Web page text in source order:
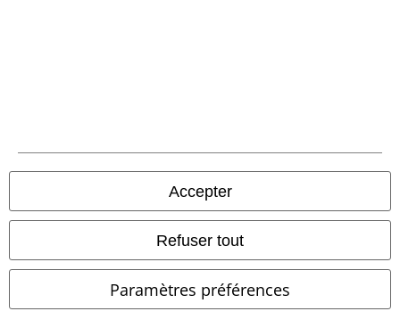
Accepter
Refuser tout
Paramètres préférences